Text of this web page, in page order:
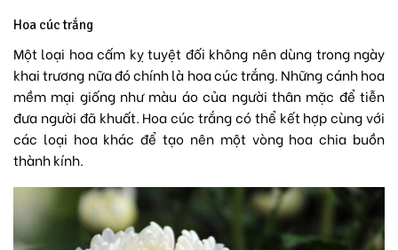
Hoa cúc trắng
Một loại hoa cấm kỵ tuyệt đối không nên dùng trong ngày
khai trương nữa đó chính là hoa cúc trắng. Những cánh hoa
mềm mại giống như màu áo của người thân mặc để tiễn
đưa người đã khuất. Hoa cúc trắng có thể kết hợp cùng với
các loại hoa khác để tạo nên một vòng hoa chia buồn
thành kính.